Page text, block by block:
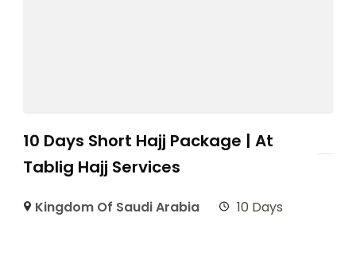
10 Days Short Hajj Package | At
Tablig Hajj Services
Kingdom Of Saudi Arabia 10 Days